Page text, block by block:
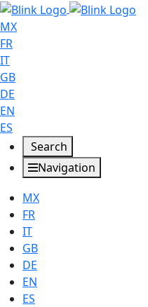
MX
FR
IT
GB
DE
EN
ES
Search
Navigation
MX
FR
IT
GB
DE
EN
ES